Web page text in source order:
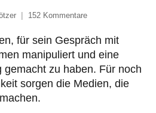
152 Kommentare
für sein Gespräch mit
manipuliert und eine
gemacht zu haben. Für noch
sorgen die Medien, die